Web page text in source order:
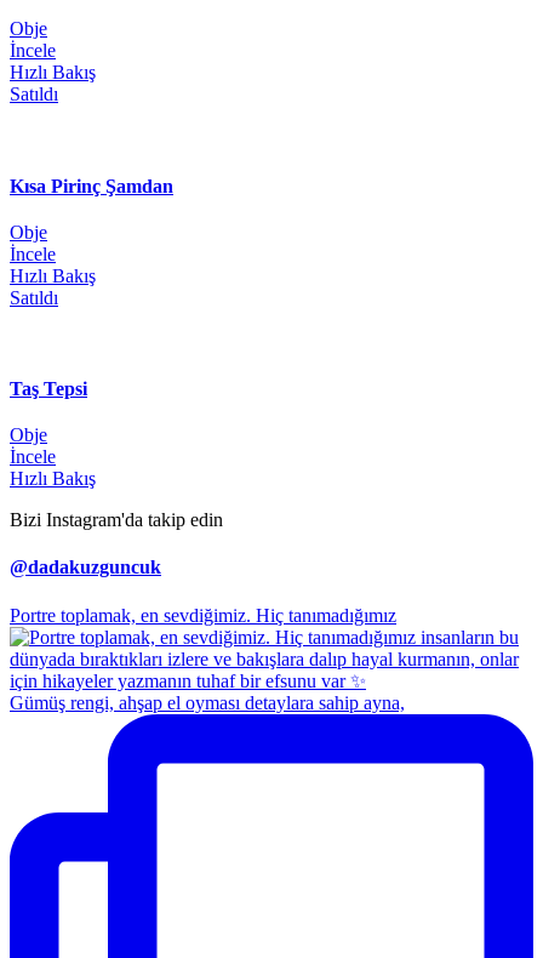
Obje
İncele
Hızlı Bakış
Satıldı
Kısa Pirinç Şamdan
Obje
İncele
Hızlı Bakış
Satıldı
Taş Tepsi
Obje
İncele
Hızlı Bakış
Bizi Instagram'da takip edin
@dadakuzguncuk
Portre toplamak, en sevdiğimiz. Hiç tanımadığımız
Gümüş rengi, ahşap el oyması detaylara sahip ayna,